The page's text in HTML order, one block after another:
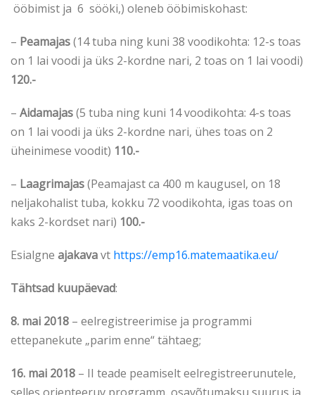
ööbimist ja 6 sööki,) oleneb ööbimiskohast:
– Peamajas(14 tuba ning kuni 38 voodikohta: 12-s toas
on 1 lai voodi ja üks 2-kordne nari, 2 toas on 1 lai voodi)
120.-
– Aidamajas(5 tuba ning kuni 14 voodikohta: 4-s toas
on 1 lai voodi ja üks 2-kordne nari, ühes toas on 2
üheinimese voodit) 110.-
– Laagrimajas(Peamajast ca 400 m kaugusel, on 18
neljakohalist tuba, kokku 72 voodikohta, igas toas on
kaks 2-kordset nari) 100.-
Esialgne ajakavavt https://emp16.matemaatika.eu/
Tähtsad kuupäevad:
8. mai 2018 – eelregistreerimise ja programmi
ettepanekute „parim enne“ tähtaeg;
16. mai 2018 – II teade peamiselt eelregistreerunutele,